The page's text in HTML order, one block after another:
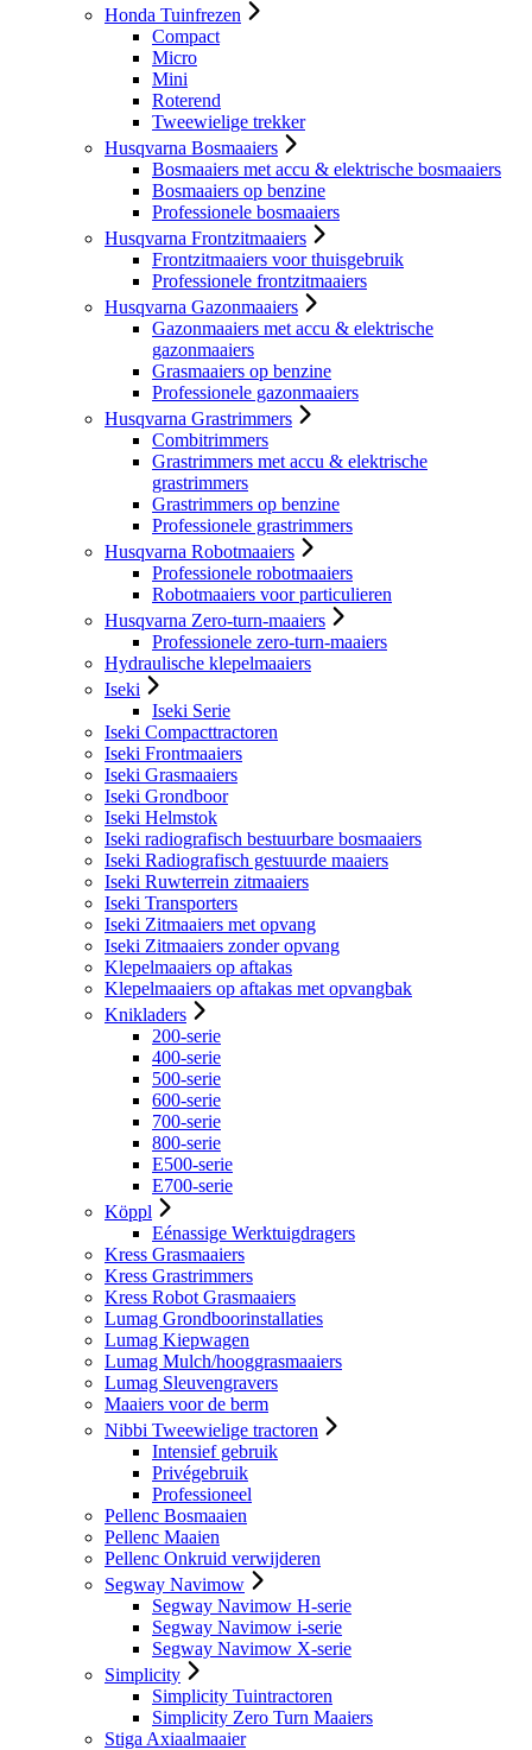
Honda Tuinfrezen
Compact
Micro
Mini
Roterend
Tweewielige trekker
Husqvarna Bosmaaiers
Bosmaaiers met accu & elektrische bosmaaiers
Bosmaaiers op benzine
Professionele bosmaaiers
Husqvarna Frontzitmaaiers
Frontzitmaaiers voor thuisgebruik
Professionele frontzitmaaiers
Husqvarna Gazonmaaiers
Gazonmaaiers met accu & elektrische
gazonmaaiers
Grasmaaiers op benzine
Professionele gazonmaaiers
Husqvarna Grastrimmers
Combitrimmers
Grastrimmers met accu & elektrische
grastrimmers
Grastrimmers op benzine
Professionele grastrimmers
Husqvarna Robotmaaiers
Professionele robotmaaiers
Robotmaaiers voor particulieren
Husqvarna Zero-turn-maaiers
Professionele zero-turn-maaiers
Hydraulische klepelmaaiers
Iseki
Iseki Serie
Iseki Compacttractoren
Iseki Frontmaaiers
Iseki Grasmaaiers
Iseki Grondboor
Iseki Helmstok
Iseki radiografisch bestuurbare bosmaaiers
Iseki Radiografisch gestuurde maaiers
Iseki Ruwterrein zitmaaiers
Iseki Transporters
Iseki Zitmaaiers met opvang
Iseki Zitmaaiers zonder opvang
Klepelmaaiers op aftakas
Klepelmaaiers op aftakas met opvangbak
Knikladers
200-serie
400-serie
500-serie
600-serie
700-serie
800-serie
E500-serie
E700-serie
Köppl
Eénassige Werktuigdragers
Kress Grasmaaiers
Kress Grastrimmers
Kress Robot Grasmaaiers
Lumag Grondboorinstallaties
Lumag Kiepwagen
Lumag Mulch/hooggrasmaaiers
Lumag Sleuvengravers
Maaiers voor de berm
Nibbi Tweewielige tractoren
Intensief gebruik
Privégebruik
Professioneel
Pellenc Bosmaaien
Pellenc Maaien
Pellenc Onkruid verwijderen
Segway Navimow
Segway Navimow H-serie
Segway Navimow i-serie
Segway Navimow X-serie
Simplicity
Simplicity Tuintractoren
Simplicity Zero Turn Maaiers
Stiga Axiaalmaaier